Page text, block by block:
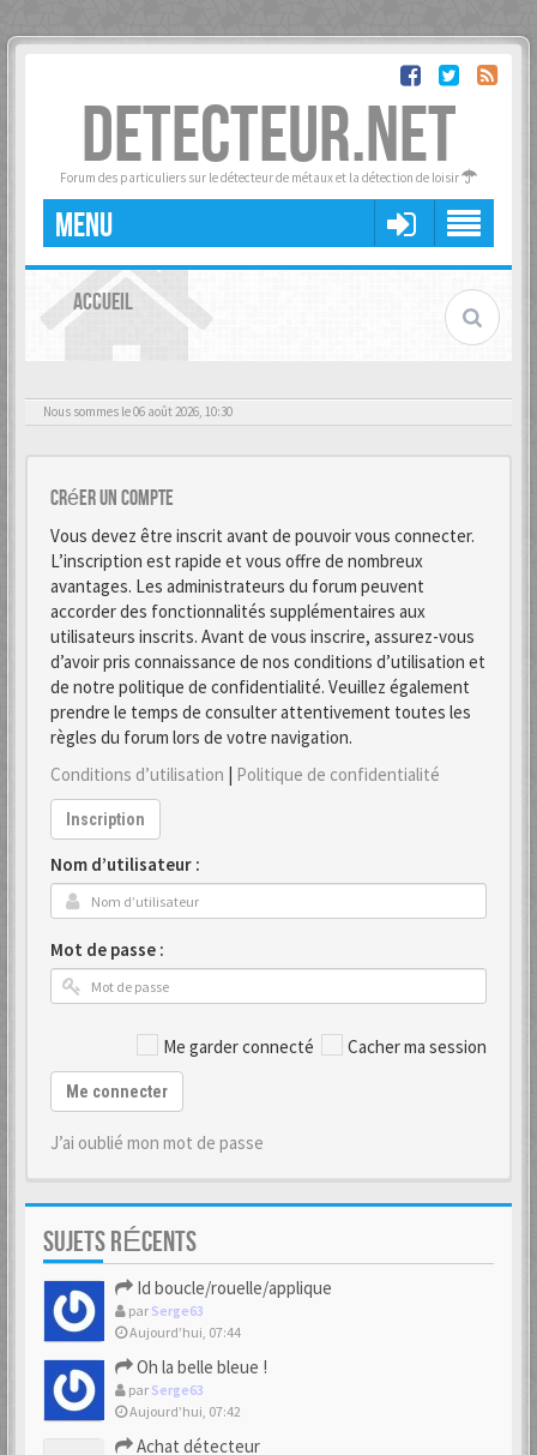
DETECTEUR.NET
Forum des particuliers sur le détecteur de métaux et la détection de loisir
MENU
ACCUEIL
Nous sommes le 06 août 2026, 10:30
Créer un Compte
Vous devez être inscrit avant de pouvoir vous connecter.
L’inscription est rapide et vous offre de nombreux
avantages. Les administrateurs du forum peuvent
accorder des fonctionnalités supplémentaires aux
utilisateurs inscrits. Avant de vous inscrire, assurez-vous
d’avoir pris connaissance de nos conditions d’utilisation et
de notre politique de confidentialité. Veuillez également
prendre le temps de consulter attentivement toutes les
règles du forum lors de votre navigation.
Conditions d’utilisation | Politique de confidentialité
Inscription
Nom d’utilisateur :
Mot de passe :
Me garder connecté Cacher ma session
Me connecter
J’ai oublié mon mot de passe
SUJETS RÉCENTS
Id boucle/rouelle/applique
par Serge63
Aujourd’hui, 07:44
Oh la belle bleue !
par Serge63
Aujourd’hui, 07:42
Achat détecteur